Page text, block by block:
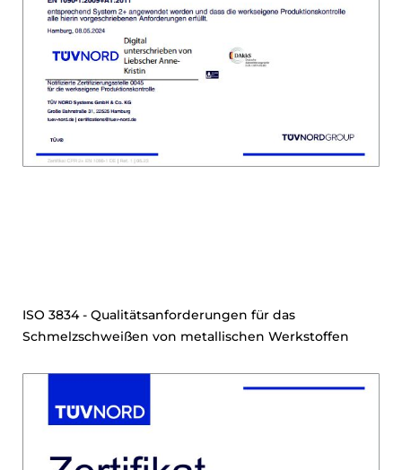
ISO 3834 - Qualitätsanforderungen für das
Schmelzschweißen von metallischen Werkstoffen